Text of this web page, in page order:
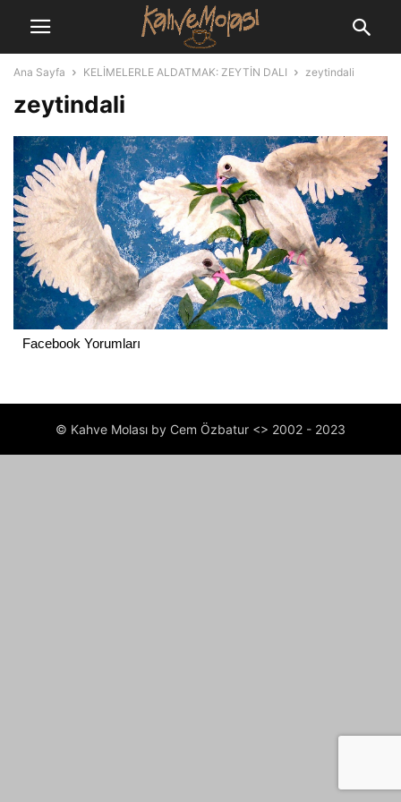
Ana Sayfa KELİMELERLE ALDATMAK: ZEYTİN DALI zeytindali
zeytindali
Facebook Yorumları
© Kahve Molası by Cem Özbatur <> 2002 - 2023